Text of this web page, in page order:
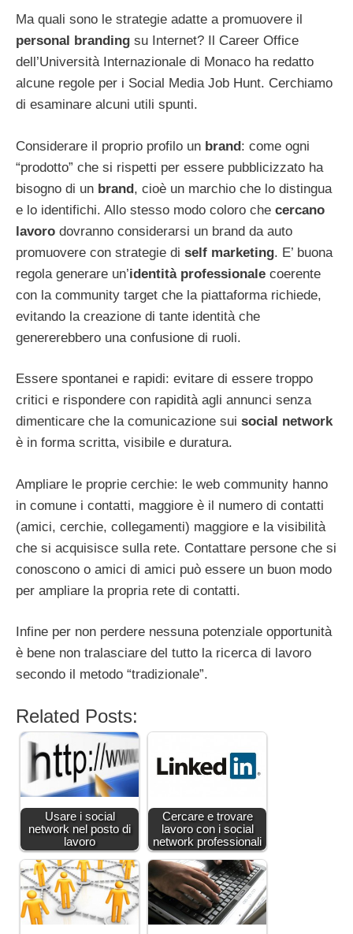
Ma quali sono le strategie adatte a promuovere il
personal branding su Internet? Il Career Office
dell’Università Internazionale di Monaco ha redatto
alcune regole per i Social Media Job Hunt. Cerchiamo
di esaminare alcuni utili spunti.
Considerare il proprio profilo un brand: come ogni
“prodotto” che si rispetti per essere pubblicizzato ha
bisogno di un brand, cioè un marchio che lo distingua
e lo identifichi. Allo stesso modo coloro che cercano
lavoro dovranno considerarsi un brand da auto
promuovere con strategie di self marketing. E’ buona
regola generare un’identità professionale coerente
con la community target che la piattaforma richiede,
evitando la creazione di tante identità che
genererebbero una confusione di ruoli.
Essere spontanei e rapidi: evitare di essere troppo
critici e rispondere con rapidità agli annunci senza
dimenticare che la comunicazione sui social network
è in forma scritta, visibile e duratura.
Ampliare le proprie cerchie: le web community hanno
in comune i contatti, maggiore è il numero di contatti
(amici, cerchie, collegamenti) maggiore e la visibilità
che si acquisisce sulla rete. Contattare persone che si
conoscono o amici di amici può essere un buon modo
per ampliare la propria rete di contatti.
Infine per non perdere nessuna potenziale opportunità
è bene non tralasciare del tutto la ricerca di lavoro
secondo il metodo “tradizionale”.
Related Posts:
Usare i social
network nel posto di
lavoro
Cercare e trovare
lavoro con i social
network professionali